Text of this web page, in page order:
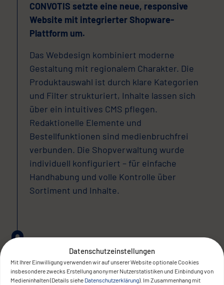
Datenschutzeinstellungen
Mit Ihrer Einwilligung verwenden wir auf unserer Website optionale Cookies
insbesondere zwecks Erstellung anonymer Nutzerstatistiken und Einbindung von
Medieninhalten (Details siehe Datenschutzerklärung). Im Zusammenhang mit
CONVOTIS setzte eine neue, responsive
Website mit integrierter Shopware-
Plattform um.
Das Webdesign kombiniert moderne
Gestaltung mit regionalem Charakter. Die
Produktauswahl ist durch klare Kategorien
und Filter strukturiert, Inhalte lassen sich
über ein intuitives CMS pflegen.
Redaktionelle Elemente und
Bestellfunktionen sind medienbruchfrei
verbunden. Die Shopverwaltung wurde
individuell konfiguriert – für einfache
Handhabung und volle Kontrolle über
Sortiment und Inhalte.
The result